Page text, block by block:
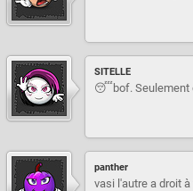
SITELLE
😴bof. Seulement
panther
vasi l'autre a droit